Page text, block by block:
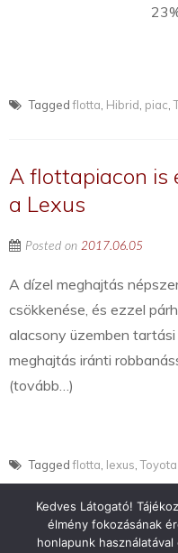
Taggedflotta Hibrid piac ,
A flottapiacon is
a Lexus
Posted on 2017.06.05
A dízel meghajtás
csökkenése, és ezzel
alacsony üzemben
meghajtás iránti
(tovább…)
Taggedflotta lexus ,Toyota
Kedves Látogató!
élmény fokozásának
honlapunk